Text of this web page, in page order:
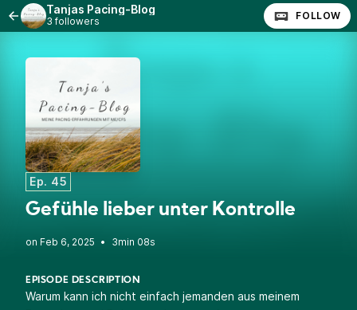
Tanjas Pacing-Blog
3 followers FOLLOW
Ep. 45
Gefühle lieber unter Kontrolle
• 3min 08s
EPISODE DESCRIPTION
Warum kann ich nicht einfach jemanden aus meinem